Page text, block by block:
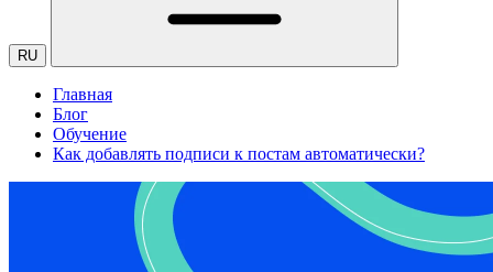
RU
Главная
Блог
Обучение
Как добавлять подписи к постам автоматически?